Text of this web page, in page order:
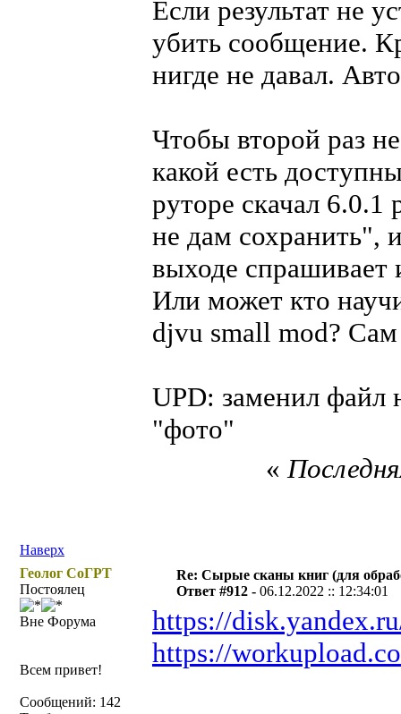
Если результат не
убить сообщение.
нигде не давал.
Чтобы второй раз
какой есть
руторе скачал
не дам сохранить",
выходе спрашивает
Или может кто
djvu small mod? Сам
UPD: заменил файл
"фото"
Наверх
«
Геолог СоГРТ
Постоялец
Вне Форума
Всем привет!
Сообщений: 142
Re: Сырые сканы книг (для
Ответ #912 -06.12.2022 :: 12:34:01
https://
https://